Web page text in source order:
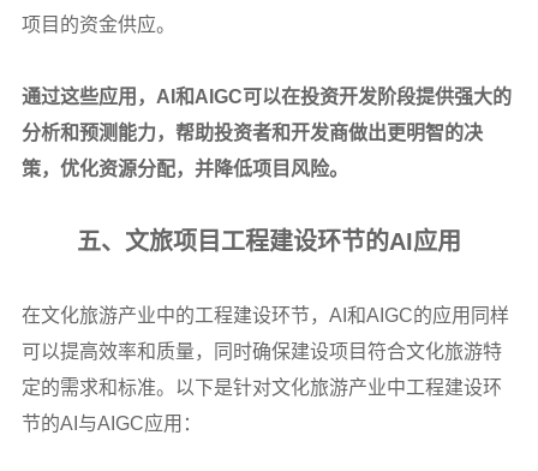
项目的资金供应。
通过这些应用，AI和AIGC可以在投资开发阶段提供强大的
分析和预测能力，帮助投资者和开发商做出更明智的决
策，优化资源分配，并降低项目风险。
五、文旅项目工程建设环节的AI应用
在文化旅游产业中的工程建设环节，AI和AIGC的应用同样
可以提高效率和质量，同时确保建设项目符合文化旅游特
定的需求和标准。以下是针对文化旅游产业中工程建设环
节的AI与AIGC应用：